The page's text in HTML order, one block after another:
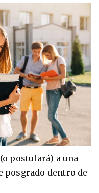
postulará) a una
posgrado dentro de